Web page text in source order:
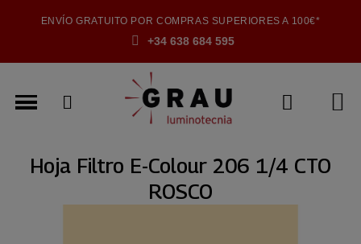
ENVÍO GRATUITO POR COMPRAS SUPERIORES A 100€*
+34 638 684 595
Hoja Filtro E-Colour 206 1/4 CTO
ROSCO